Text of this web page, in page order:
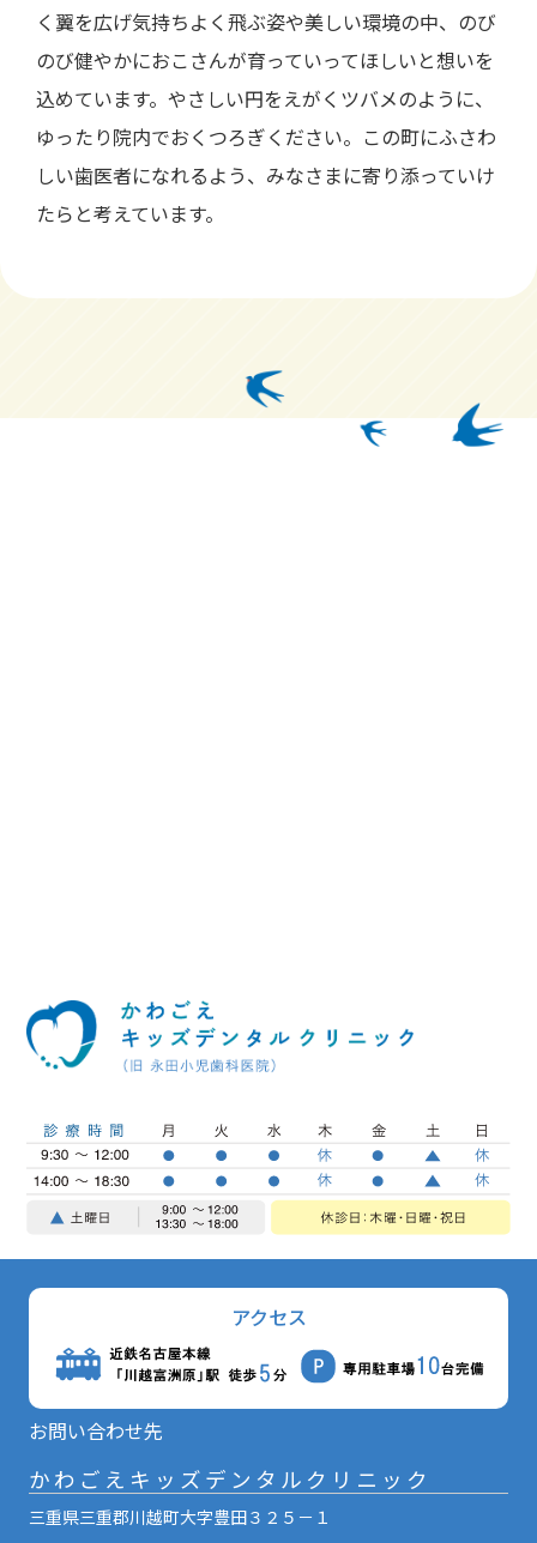
く翼を広げ気持ちよく飛ぶ姿や美しい環境の中、のび
のび健やかにおこさんが育っていってほしいと想いを
込めています。やさしい円をえがくツバメのように、
ゆったり院内でおくつろぎください。この町にふさわ
しい歯医者になれるよう、みなさまに寄り添っていけ
たらと考えています。
アクセス
お問い合わせ先
かわごえキッズデンタルクリニック
三重県三重郡川越町大字豊田３２５－１